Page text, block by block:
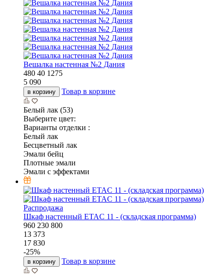
Вешалка настенная №2 Дания
480 40 1275
5 090
в корзину Товар в корзине
Белый лак (53)
Выберите цвет:
Варианты отделки :
Белый лак
Бесцветный лак
Эмали бейц
Плотные эмали
Эмали с эффектами
Распродажа
Шкаф настенный ETAC 11 - (складская программа)
960 230 800
13 373
17 830
-25%
в корзину Товар в корзине